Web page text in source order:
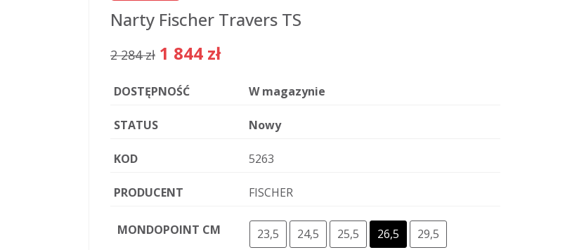
Narty Fischer Travers TS
2 284 zł 1 844 zł
DOSTĘPNOŚĆ W magazynie
STATUS Nowy
KOD 5263
PRODUCENT FISCHER
MONDOPOINT CM 23,5 24,5 25,5 26,5 29,5